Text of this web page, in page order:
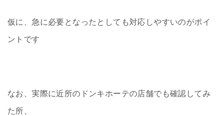
仮に、急に必要となったとしても対応しやすいのがポイ
ントです
なお、実際に近所のドンキホーテの店舗でも確認してみ
た所、